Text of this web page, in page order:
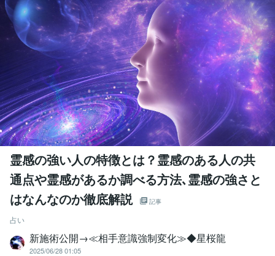
霊感の強い人の特徴とは？霊感のある人の共
通点や霊感があるか調べる方法､霊感の強さと
はなんなのか徹底解説
記事
占い
新施術公開→≪相手意識強制変化≫◆星桜龍
2025/06/28 01:05